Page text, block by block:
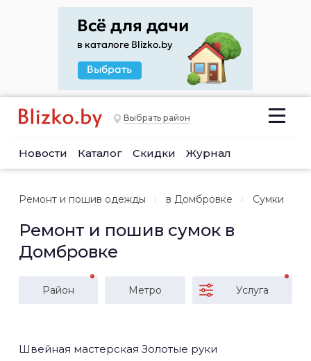
Выбрать район
Новости Каталог Скидки Журнал
Ремонт и пошив одежды в Домбровке Сумки
Ремонт и пошив сумок в
Домбровке
Район Метро Услуга
Швейная мастерская Золотые руки